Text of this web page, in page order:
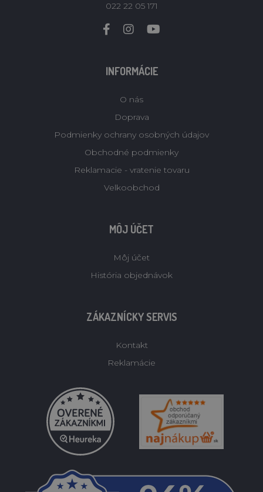
022 22 05 171
INFORMÁCIE
O nás
Doprava
Podmienky ochrany osobných údajov
Obchodné podmienky
Reklamacie - vratenie tovaru
Velkoobchod
MÔJ ÚČET
Môj účet
História objednávok
ZÁKAZNÍCKY SERVIS
Kontakt
Reklamácie